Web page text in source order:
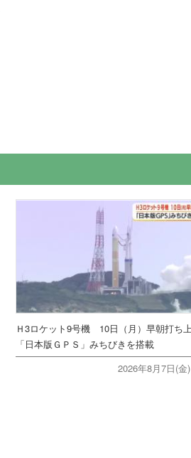
Ｈ3ロケット9号機 10日（月）早朝打
「日本版ＧＰＳ」みちびきを搭載
2026年8月7日(金